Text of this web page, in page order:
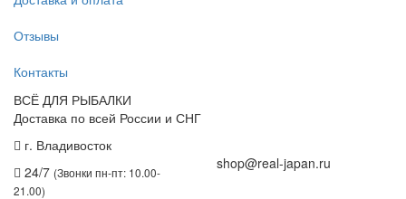
Отзывы
Контакты
ВСЁ ДЛЯ РЫБАЛКИ
Доставка по всей России и СНГ
г. Владивосток
24/7 (Звонки пн-пт: 10.00-
21.00)
shop@real-japan.ru